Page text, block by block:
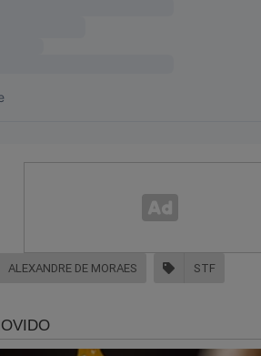
ALEXANDRE DE MORAES STF